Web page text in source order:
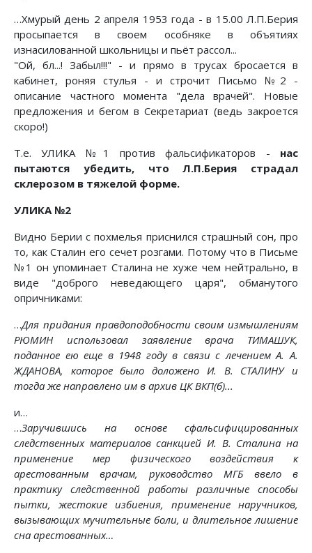
…Хмурый день 2 апреля 1953 года - в 15.00 Л.П.Берия
просыпается в своем особняке в объятиях
изнасилованной школьницы и пьёт рассол...
"Ой, бл...! Забыл!!!" - и прямо в трусах бросается в
кабинет, роняя стулья - и строчит Письмо №2 -
описание частного момента "дела врачей". Новые
предложения и бегом в Секретариат (ведь закроется
скоро!)
Т.е. УЛИКА №1 против фальсификаторов - нас
пытаются убедить, что Л.П.Берия страдал
склерозом в тяжелой форме.
УЛИКА №2
Видно Берии с похмелья приснился страшный сон, про
то, как Сталин его сечет розгами. Потому что в Письме
№1 он упоминает Сталина не хуже чем нейтрально, в
виде "доброго неведающего царя", обманутого
опричниками:
…Для придания правдоподобности своим измышлениям
РЮМИН использовал заявление врача ТИМАШУК,
поданное ею еще в 1948 году в связи с лечением А. А.
ЖДАНОВА, которое было доложено И. В. СТАЛИНУ и
тогда же направлено им в архив ЦК ВКП(б)...
и…
…Заручившись на основе сфальсифицированных
следственных материалов санкцией И. В. Сталина на
применение мер физического воздействия к
арестованным врачам, руководство МГБ ввело в
практику следственной работы различные способы
пытки, жестокие избиения, применение наручников,
вызывающих мучительные боли, и длительное лишение
сна арестованных…